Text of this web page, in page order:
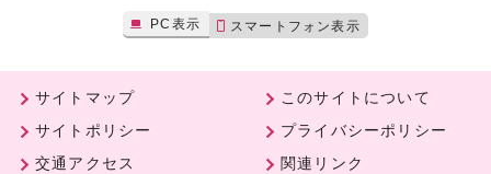
PC表示 スマートフォン表示
サイトマップ
このサイトについて
サイトポリシー
プライバシーポリシー
交通アクセス
関連リンク